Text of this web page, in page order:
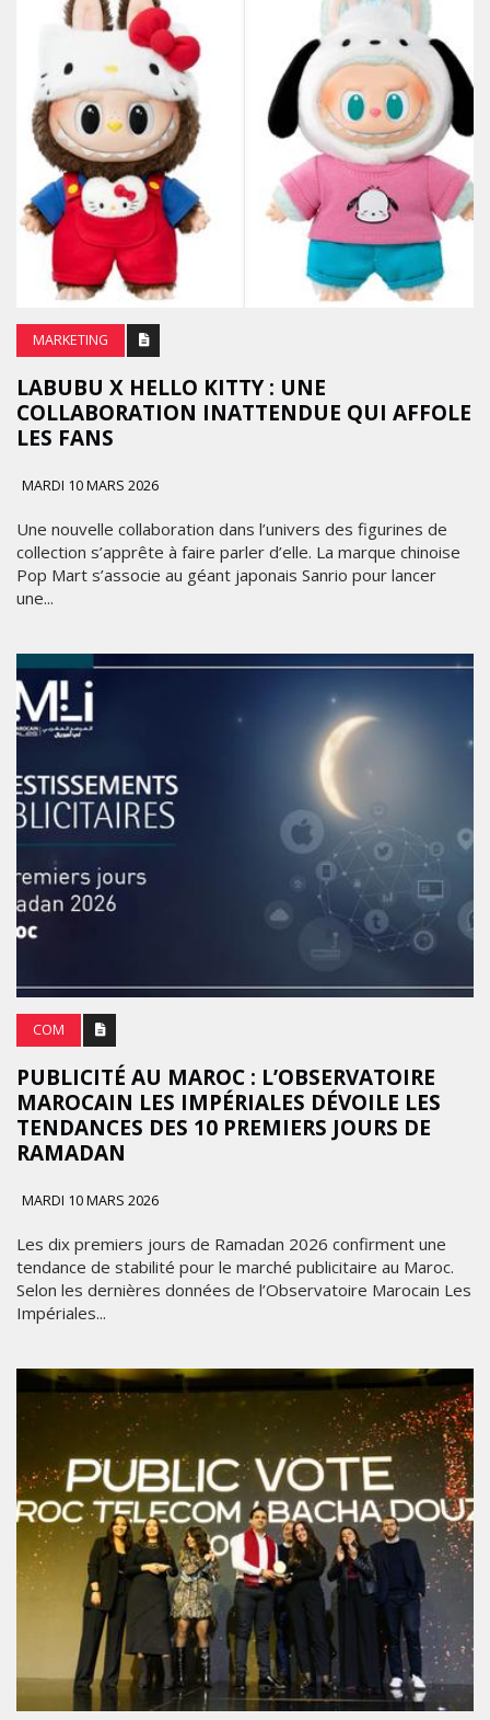
MARKETING
LABUBU X HELLO KITTY : UNE
COLLABORATION INATTENDUE QUI AFFOLE
LES FANS
MARDI 10 MARS 2026
Une nouvelle collaboration dans l’univers des figurines de
collection s’apprête à faire parler d’elle. La marque chinoise
Pop Mart s’associe au géant japonais Sanrio pour lancer
une...
COM
PUBLICITÉ AU MAROC : L’OBSERVATOIRE
MAROCAIN LES IMPÉRIALES DÉVOILE LES
TENDANCES DES 10 PREMIERS JOURS DE
RAMADAN
MARDI 10 MARS 2026
Les dix premiers jours de Ramadan 2026 confirment une
tendance de stabilité pour le marché publicitaire au Maroc.
Selon les dernières données de l’Observatoire Marocain Les
Impériales...